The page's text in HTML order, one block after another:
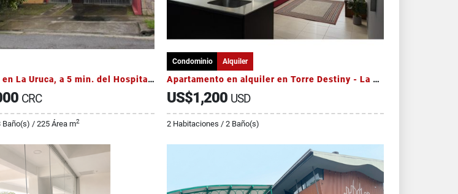
Venta de Casa en La Uruca, a 5 min. del Hospital México
CRC
/ 225 Área m2
Condominio Alquiler
Apartamento en alquiler en Torre Destiny - La Sabana
US$1,200 USD
2 Habitaciones / 2 Baño(s)